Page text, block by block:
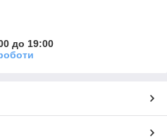
до 19:00